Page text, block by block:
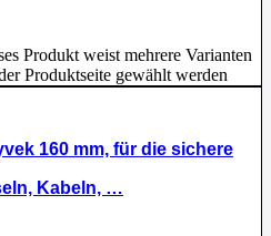
Produkt weist mehrere Varianten
Produktseite gewählt werden
160 mm, für die sichere
Kabeln, …